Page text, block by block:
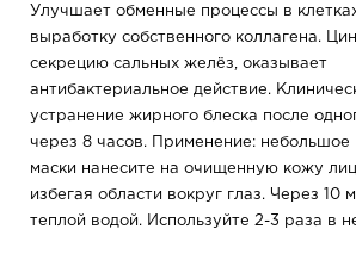
Улучшает обменные процессы в
выработку собственного коллагена.
секрецию сальных желёз, оказывает
антибактериальное действие.
устранение жирного блеска после
через 8 часов. Применение: небольшое
маски нанесите на очищенную кожу
избегая области вокруг глаз. Через 10
теплой водой. Используйте 2-3 раза в